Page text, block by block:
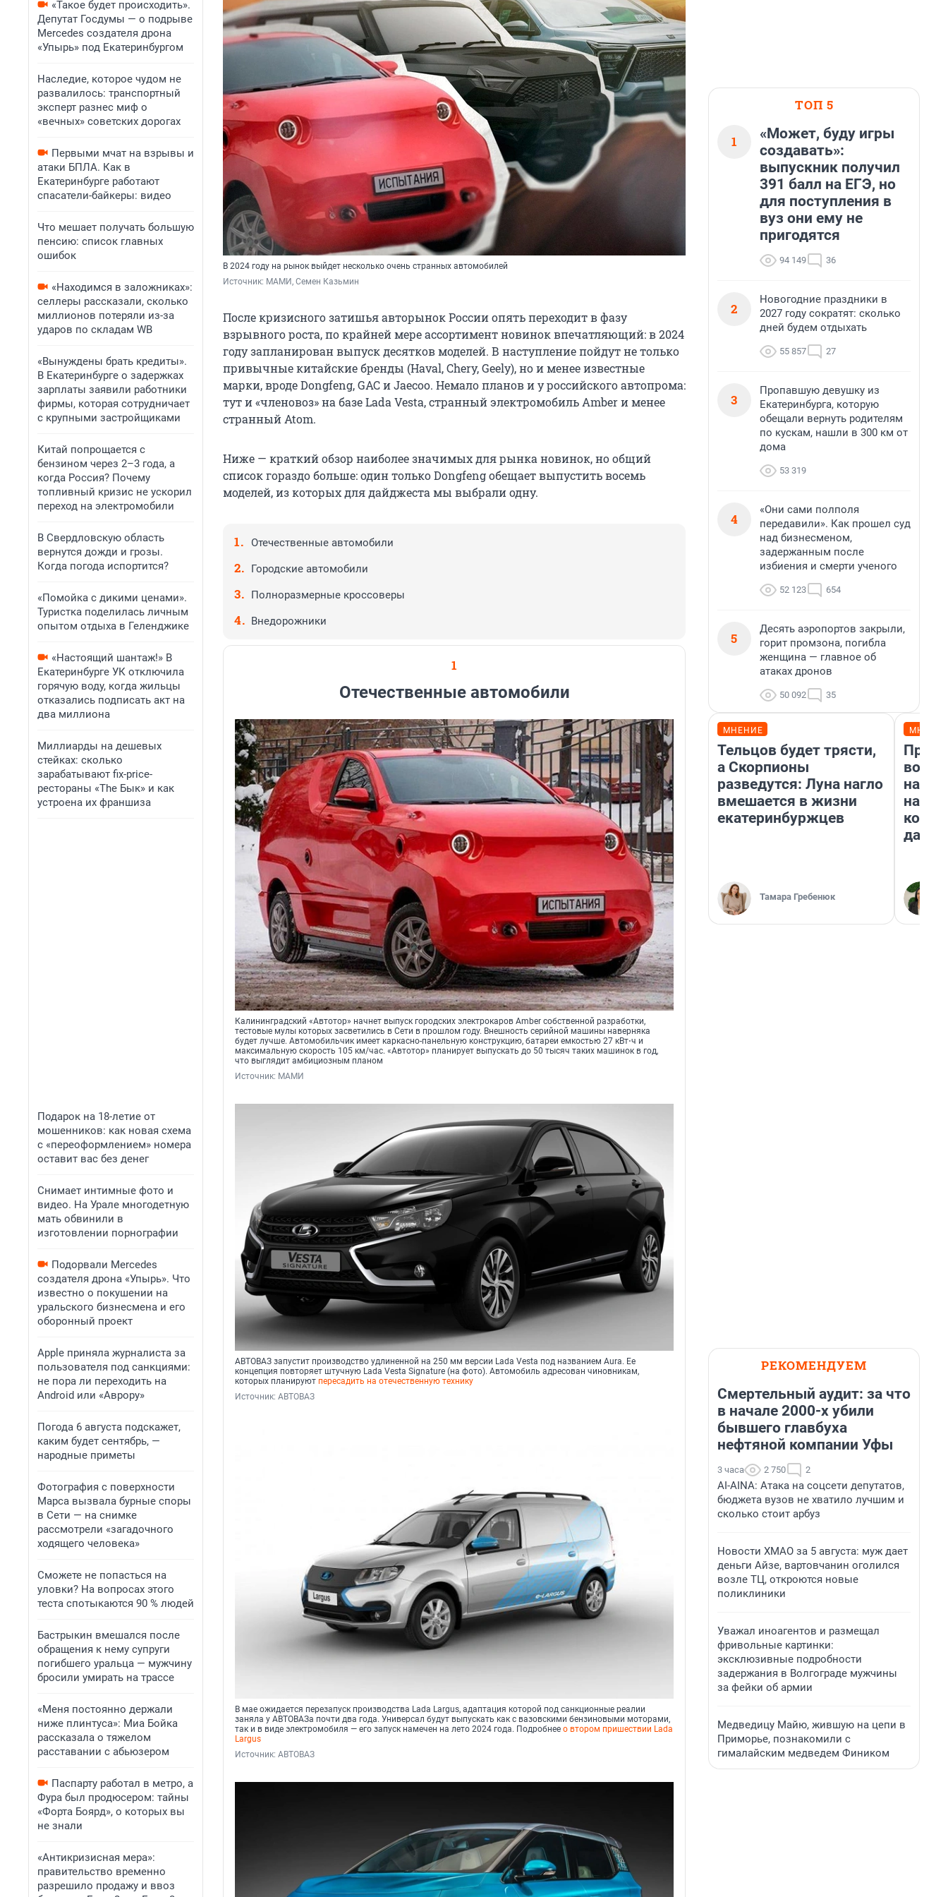
«Такое будет происходить».
Депутат Госдумы — о подрыве
Mercedes создателя дрона
«Упырь» под Екатеринбургом
Наследие, которое чудом не
развалилось: транспортный
эксперт разнес миф о
«вечных» советских дорогах
Первыми мчат на взрывы и
атаки БПЛА. Как в
Екатеринбурге работают
спасатели-байкеры: видео
Что мешает получать большую
пенсию: список главных
ошибок
«Находимся в заложниках»:
селлеры рассказали, сколько
миллионов потеряли из-за
ударов по складам WB
«Вынуждены брать кредиты».
В Екатеринбурге о задержках
зарплаты заявили работники
фирмы, которая сотрудничает
с крупными застройщиками
Китай попрощается с
бензином через 2–3 года, а
когда Россия? Почему
топливный кризис не ускорил
переход на электромобили
В Свердловскую область
вернутся дожди и грозы.
Когда погода испортится?
«Помойка с дикими ценами».
Туристка поделилась личным
опытом отдыха в Геленджике
«Настоящий шантаж!» В
Екатеринбурге УК отключила
горячую воду, когда жильцы
отказались подписать акт на
два миллиона
Миллиарды на дешевых
стейках: сколько
зарабатывают fix-price-
рестораны «The Бык» и как
устроена их франшиза
Подарок на 18-летие от
мошенников: как новая схема
с «переоформлением» номера
оставит вас без денег
Снимает интимные фото и
видео. На Урале многодетную
мать обвинили в
изготовлении порнографии
Подорвали Mercedes
создателя дрона «Упырь». Что
известно о покушении на
уральского бизнесмена и его
оборонный проект
Apple приняла журналиста за
пользователя под санкциями:
не пора ли переходить на
Android или «Аврору»
Погода 6 августа подскажет,
каким будет сентябрь, —
народные приметы
Фотография с поверхности
Марса вызвала бурные споры
в Сети — на снимке
рассмотрели «загадочного
ходящего человека»
Сможете не попасться на
уловки? На вопросах этого
теста спотыкаются 90 % людей
Бастрыкин вмешался после
обращения к нему супруги
погибшего уральца — мужчину
бросили умирать на трассе
«Меня постоянно держали
ниже плинтуса»: Миа Бойка
рассказала о тяжелом
расставании с абьюзером
Паспарту работал в метро, а
Фура был продюсером: тайны
«Форта Боярд», о которых вы
не знали
«Антикризисная мера»:
правительство временно
разрешило продажу и ввоз
В 2024 году на рынок выйдет несколько очень странных автомобилей
Источник: МАМИ, Семен Казьмин
После кризисного затишья авторынок России опять переходит в фазу
взрывного роста, по крайней мере ассортимент новинок впечатляющий: в 2024
году запланирован выпуск десятков моделей. В наступление пойдут не только
привычные китайские бренды (Haval, Chery, Geely), но и менее известные
марки, вроде Dongfeng, GAC и Jaecoo. Немало планов и у российского автопрома:
тут и «членовоз» на базе Lada Vesta, странный электромобиль Amber и менее
странный Atom.
Ниже — краткий обзор наиболее значимых для рынка новинок, но общий
список гораздо больше: один только Dongfeng обещает выпустить восемь
моделей, из которых для дайджеста мы выбрали одну.
Отечественные автомобили
Городские автомобили
Полноразмерные кроссоверы
Внедорожники
1
Отечественные автомобили
Калининградский «Автотор» начнет выпуск городских электрокаров Amber собственной разработки,
тестовые мулы которых засветились в Сети в прошлом году. Внешность серийной машины наверняка
будет лучше. Автомобильчик имеет каркасно-панельную конструкцию, батареи емкостью 27 кВт⋅ч и
максимальную скорость 105 км/час. «Автотор» планирует выпускать до 50 тысяч таких машинок в год,
что выглядит амбициозным планом
Источник: МАМИ
АВТОВАЗ запустит производство удлиненной на 250 мм версии Lada Vesta под названием Aura. Ее
концепция повторяет штучную Lada Vesta Signature (на фото). Автомобиль адресован чиновникам,
которых планируют пересадить на отечественную технику
Источник: АВТОВАЗ
В мае ожидается перезапуск производства Lada Largus, адаптация которой под санкционные реалии
заняла у АВТОВАЗа почти два года. Универсал будут выпускать как с вазовскими бензиновыми моторами,
так и в виде электромобиля — его запуск намечен на лето 2024 года. Подробнее о втором пришествии Lada
Largus
Источник: АВТОВАЗ
ТОП 5
1
«Может, буду игры
создавать»:
выпускник получил
391 балл на ЕГЭ, но
для поступления в
вуз они ему не
пригодятся
94 149 36
2
Новогодние праздники в
2027 году сократят: сколько
дней будем отдыхать
55 857 27
3
Пропавшую девушку из
Екатеринбурга, которую
обещали вернуть родителям
по кускам, нашли в 300 км от
дома
53 319
4
«Они сами полполя
передавили». Как прошел суд
над бизнесменом,
задержанным после
избиения и смерти ученого
52 123 654
5
Десять аэропортов закрыли,
горит промзона, погибла
женщина — главное об
атаках дронов
50 092 35
МНЕНИЕ
Тельцов будет трясти,
а Скорпионы
разведутся: Луна нагло
вмешается в жизни
екатеринбуржцев
Тамара Гребенюк
нам
даже
РЕКОМЕНДУЕМ
Смертельный аудит: за что
в начале 2000-х убили
бывшего главбуха
нефтяной компании Уфы
3 часа 2 750 2
AI-AINA: Атака на соцсети депутатов,
бюджета вузов не хватило лучшим и
сколько стоит арбуз
Новости ХМАО за 5 августа: муж дает
деньги Айзе, вартовчанин оголился
возле ТЦ, откроются новые
поликлиники
Уважал иноагентов и размещал
фривольные картинки:
эксклюзивные подробности
задержания в Волгограде мужчины
за фейки об армии
Медведицу Майю, жившую на цепи в
Приморье, познакомили с
гималайским медведем Фиником